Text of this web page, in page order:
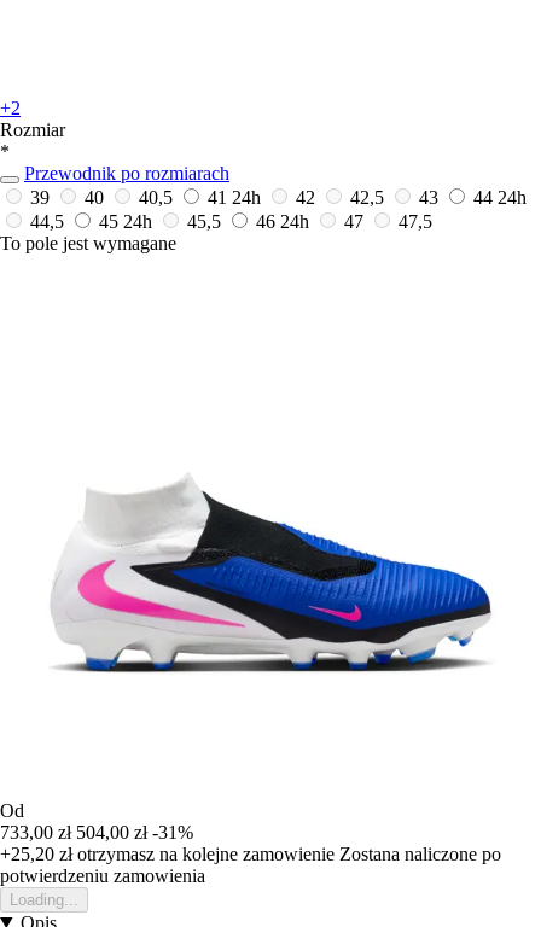
+2
Rozmiar
*
Przewodnik po rozmiarach
39
40 40,5 41 24h 42 42,5 43 44 24h
44,5
45 24h 45,5 46 24h 47
47,5
To pole jest wymagane
Od
733,00 zł 504,00 zł -31%
+25,20 złotrzymasz na kolejne zamowienie Zostana naliczone po
potwierdzeniu zamowienia
Loading...
Opis